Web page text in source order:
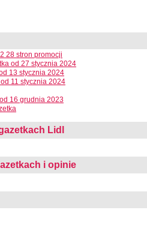
28 stron promocji
od 27 stycznia 2024
13 stycznia 2024
11 stycznia 2024
16 grudnia 2023
Lidl
i opinie